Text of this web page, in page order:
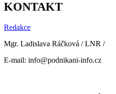
KONTAKT
Redakce
Mgr. Ladislava Ráčková / LNR /
E-mail: info@podnikani-info.cz